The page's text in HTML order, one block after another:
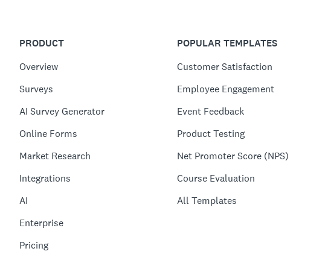
PRODUCT
Overview
Surveys
AI Survey Generator
Online Forms
Market Research
Integrations
AI
Enterprise
Pricing
POPULAR TEMPLATES
Customer Satisfaction
Employee Engagement
Event Feedback
Product Testing
Net Promoter Score (NPS)
Course Evaluation
All Templates